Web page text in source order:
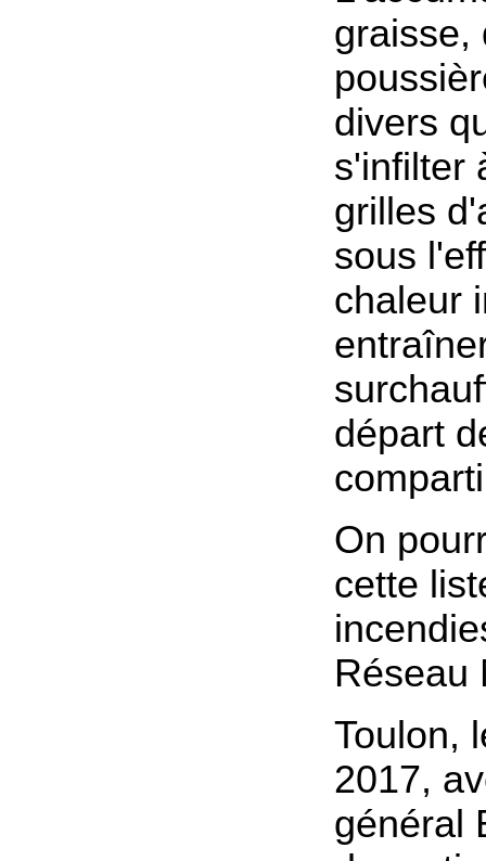
graisse,
divers
s'infilter
grilles
sous
chaleur
départ
On
cette
Réseau
Toulon,
2017,
général